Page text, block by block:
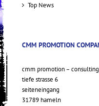
Top News
CMM PROMOTION
cmm promotion –
tiefe strasse 6
seiteneingang
31789 hameln